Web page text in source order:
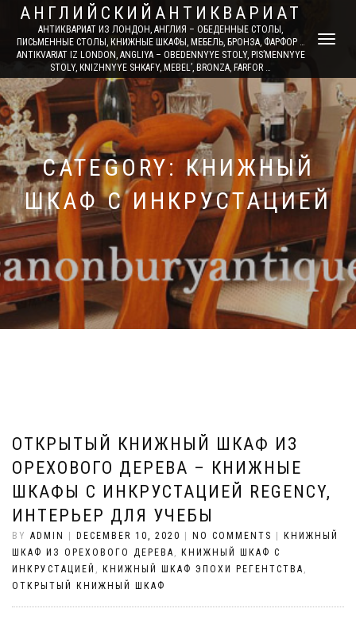
АНГЛИЙСКИЙАНТИКВАРИАТ
АНТИКВАРИАТ ИЗ ЛОНДОН, АНГЛИЯ – ОБЕДЕННЫЕ СТОЛЫ,
ПИСЬМЕННЫЕ СТОЛЫ, КНИЖНЫЕ ШКАФЫ, МЕБЕЛЬ, БРОНЗА, ФАРФОР …
ANTIKVARIAT IZ LONDON, ANGLIYA – OBEDENNYYE STOLY, PIS’MENNYYE
STOLY, KNIZHNYYE SHKAFY, MEBEL’, BRONZA, FARFOR …
TOGGLE
CATEGORY: КНИЖНЫЙ
ШКАФ С ИНКРУСТАЦИЕЙ
ОТКРЫТЫЙ КНИЖНЫЙ ШКАФ ИЗ
ОРЕХОВОГО ДЕРЕВА – КНИЖНЫЕ
ШКАФЫ С ИНКРУСТАЦИЕЙ REGENCY,
ИНТЕРЬЕР ДЛЯ УЧЕБЫ
BY ADMIN DECEMBER 10, 2020 NO COMMENTS
КНИЖНЫЙ
ШКАФ ИЗ ОРЕХОВОГО ДЕРЕВА ,
КНИЖНЫЙ ШКАФ С
ИНКРУСТАЦИЕЙ , КНИЖНЫЙ ШКАФ ЭПОХИ РЕГЕНТСТВА ,
ОТКРЫТЫЙ КНИЖНЫЙ ШКАФ